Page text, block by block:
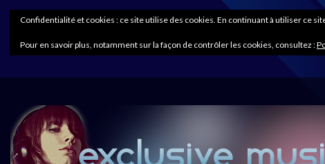
Confidentialité et cookies : ce site utilise des cookies. En continuant à utiliser ce
Pour en savoir plus, notamment sur la façon de contrôler les cookies, consultez :